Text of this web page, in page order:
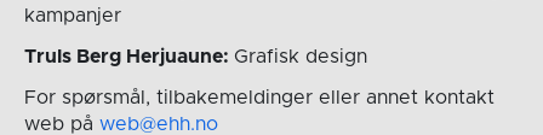
kampanjer
Truls Berg Herjuaune: Grafisk design
For spørsmål, tilbakemeldinger eller annet kontakt
web på web@ehh.no